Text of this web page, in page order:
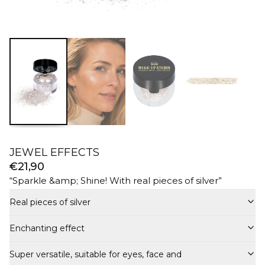
JEWEL EFFECTS
€21,90
“Sparkle &amp; Shine! With real pieces of silver”
Real pieces of silver
Enchanting effect
Super versatile, suitable for eyes, face and